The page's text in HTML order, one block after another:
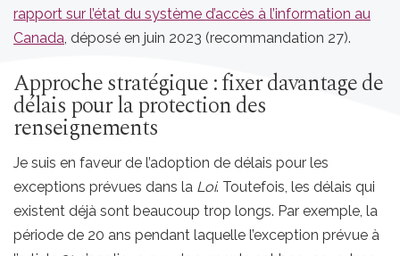
rapport sur l’état du système d’accès à l’information au
Canada, déposé en juin 2023 (recommandation 27).
Approche stratégique : fixer davantage de
délais pour la protection des
renseignements
Je suis en faveur de l’adoption de délais pour les
exceptions prévues dans la Loi. Toutefois, les délais qui
existent déjà sont beaucoup trop longs. Par exemple, la
période de 20 ans pendant laquelle l’exception prévue à